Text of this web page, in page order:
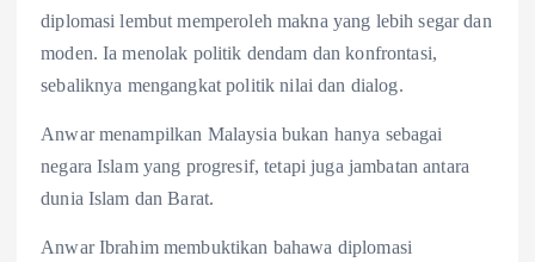
diplomasi lembut memperoleh makna yang lebih segar dan
moden. Ia menolak politik dendam dan konfrontasi,
sebaliknya mengangkat politik nilai dan dialog.
Anwar menampilkan Malaysia bukan hanya sebagai
negara Islam yang progresif, tetapi juga jambatan antara
dunia Islam dan Barat.
Anwar Ibrahim membuktikan bahawa diplomasi